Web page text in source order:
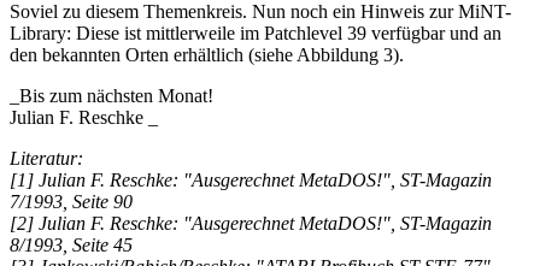
Soviel zu diesem Themenkreis. Nun noch ein Hinweis zur MiNT-
Library: Diese ist mittlerweile im Patchlevel 39 verfügbar und an
den bekannten Orten erhältlich (siehe Abbildung 3).
_Bis zum nächsten Monat!
Julian F. Reschke _
Literatur:
[1] Julian F. Reschke: "Ausgerechnet MetaDOS!", ST-Magazin
7/1993, Seite 90
[2] Julian F. Reschke: "Ausgerechnet MetaDOS!", ST-Magazin
8/1993, Seite 45